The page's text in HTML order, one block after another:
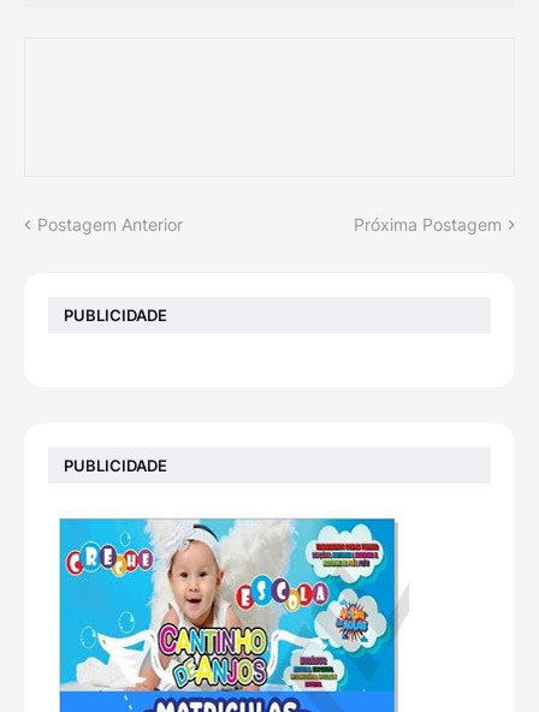
Postagem Anterior Próxima Postagem
PUBLICIDADE
PUBLICIDADE